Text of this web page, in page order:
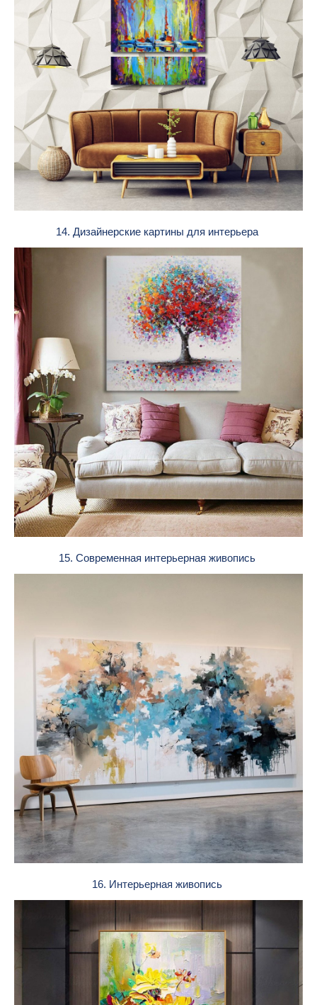
14. Дизайнерские картины для интерьера
15. Современная интерьерная живопись
16. Интерьерная живопись